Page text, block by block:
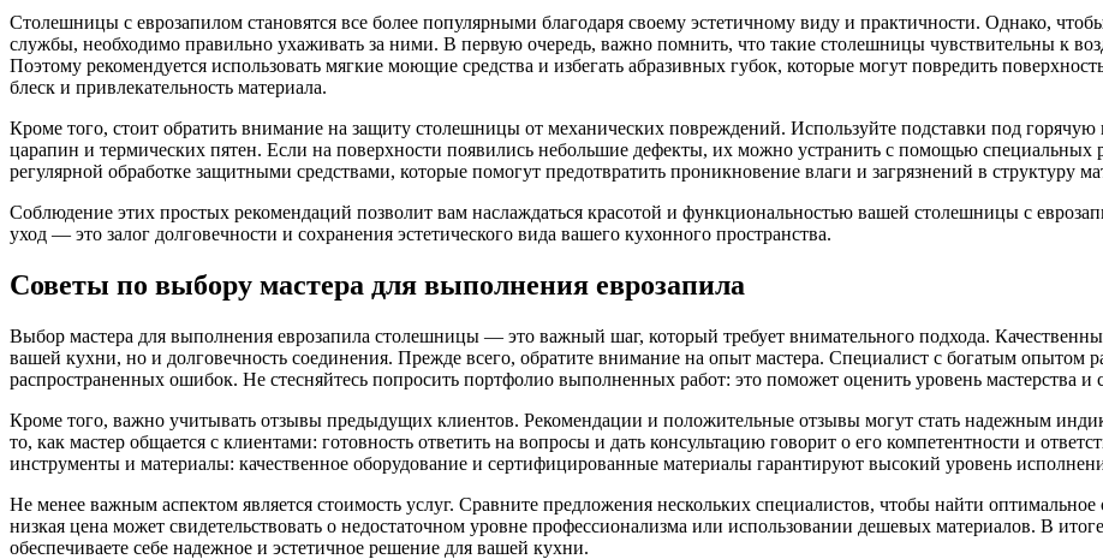
Столешницы с еврозапилом становятся все более популярными благодаря своему эстетичному виду и практичности. Однако,
службы, необходимо правильно ухаживать за ними. В первую очередь, важно помнить, что такие столешницы чувствительны к
Поэтому рекомендуется использовать мягкие моющие средства и избегать абразивных губок, которые могут повредить
блеск и привлекательность материала.
Кроме того, стоит обратить внимание на защиту столешницы от механических повреждений. Используйте подставки под
царапин и термических пятен. Если на поверхности появились небольшие дефекты, их можно устранить с помощью
регулярной обработке защитными средствами, которые помогут предотвратить проникновение влаги и загрязнений в структуру
Соблюдение этих простых рекомендаций позволит вам наслаждаться красотой и функциональностью вашей столешницы с
уход — это залог долговечности и сохранения эстетического вида вашего кухонного пространства.
Советы по выбору мастера для выполнения еврозапила
Выбор мастера для выполнения еврозапила столешницы — это важный шаг, который требует внимательного подхода.
вашей кухни, но и долговечность соединения. Прежде всего, обратите внимание на опыт мастера. Специалист с богатым
распространенных ошибок. Не стесняйтесь попросить портфолио выполненных работ: это поможет оценить уровень мастерства и
Кроме того, важно учитывать отзывы предыдущих клиентов. Рекомендации и положительные отзывы могут стать надежным
то, как мастер общается с клиентами: готовность ответить на вопросы и дать консультацию говорит о его компетентности и
инструменты и материалы: качественное оборудование и сертифицированные материалы гарантируют высокий уровень
Не менее важным аспектом является стоимость услуг. Сравните предложения нескольких специалистов, чтобы найти
низкая цена может свидетельствовать о недостаточном уровне профессионализма или использовании дешевых материалов. В
обеспечиваете себе надежное и эстетичное решение для вашей кухни.